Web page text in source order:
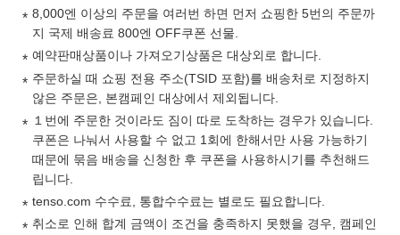
8,000엔 이상의 주문을 여러번 하면 먼저 쇼핑한 5번의 주문까
지 국제 배송료 800엔 OFF쿠폰 선물.
예약판매상품이나 가져오기상품은 대상외로 합니다.
주문하실 때 쇼핑 전용 주소(TSID 포함)를 배송처로 지정하지
않은 주문은, 본캠페인 대상에서 제외됩니다.
１번에 주문한 것이라도 짐이 따로 도착하는 경우가 있습니다.
쿠폰은 나눠서 사용할 수 없고 1회에 한해서만 사용 가능하기
때문에 묶음 배송을 신청한 후 쿠폰을 사용하시기를 추천해드
립니다.
tenso.com 수수료, 통합수수료는 별로도 필요합니다.
취소로 인해 합계 금액이 조건을 충족하지 못했을 경우, 캠페인